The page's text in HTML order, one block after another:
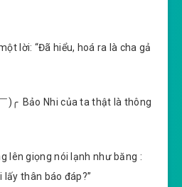
lời: “Đã hiểu, hoá ra là cha gả
)╭ Bảo Nhi của ta thật là thông
lên giọng nói lạnh như băng :
lấy thân báo đáp?”